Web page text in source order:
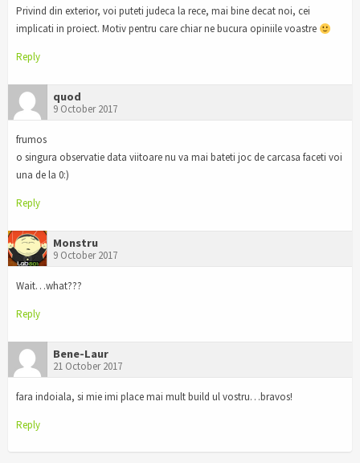
Privind din exterior, voi puteti judeca la rece, mai bine decat noi, cei
implicati in proiect. Motiv pentru care chiar ne bucura opiniile voastre
Reply
quod
9 October 2017
frumos
o singura observatie data viitoare nu va mai bateti joc de carcasa faceti voi
una de la 0:)
Reply
Monstru
9 October 2017
Wait…what???
Reply
Bene-Laur
21 October 2017
fara indoiala, si mie imi place mai mult build ul vostru…bravos!
Reply